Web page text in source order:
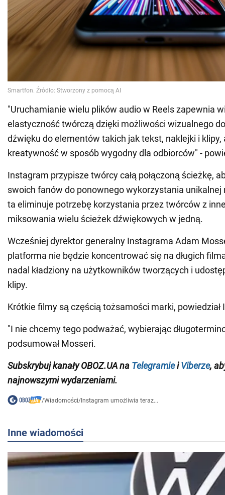
"Uruchamianie wielu plików audio w Reels zapewnia
elastyczność twórczą dzięki możliwości wizualnego
dźwięku do elementów takich jak tekst, naklejki i
kreatywność w sposób wygodny dla odbiorców" -
Instagram przypisze twórcy całą połączoną ścieżkę,
swoich fanów do ponownego wykorzystania unikalnej
ta eliminuje potrzebę korzystania przez twórców z
miksowania wielu ścieżek dźwiękowych w jedną.
Wcześniej dyrektor generalny Instagrama Adam
platforma nie będzie koncentrować się na długich
nadal kładziony na użytkowników tworzących i
klipy.
Krótkie filmy są częścią tożsamości marki, powiedział
"I nie chcemy tego podważać, wybierając
podsumował Mosseri.
Subskrybuj kanały OBOZ.UAna TelegramieiViberze,
najnowszymi wydarzeniami.
/Wiadomości/Instagram umożliwia teraz...
Inne wiadomości